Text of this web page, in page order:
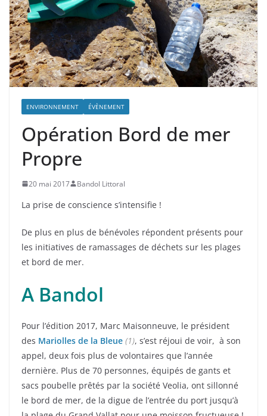
ENVIRONNEMENT ÉVÈNEMENT
Opération Bord de mer
Propre
20 mai 2017 Bandol Littoral
La prise de conscience s’intensifie !
De plus en plus de bénévoles répondent présents pour
les initiatives de ramassages de déchets sur les plages
et bord de mer.
A Bandol
Pour l’édition 2017, Marc Maisonneuve, le président
des Mariolles de la Bleue (1), s’est réjoui de voir, à son
appel, deux fois plus de volontaires que l’année
dernière. Plus de 70 personnes, équipés de gants et
sacs poubelle prêtés par la société Veolia, ont sillonné
le bord de mer, de la digue de l’entrée du port jusqu’à